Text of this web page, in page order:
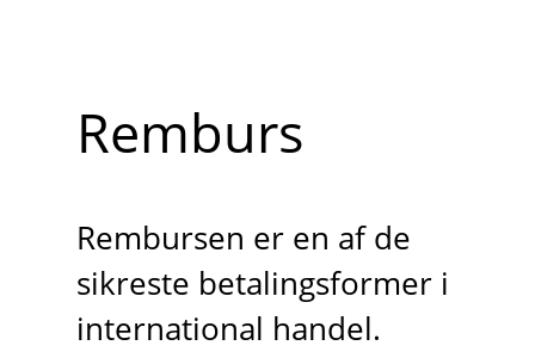
Remburs
Rembursen er en af de
sikreste betalingsformer i
international handel.